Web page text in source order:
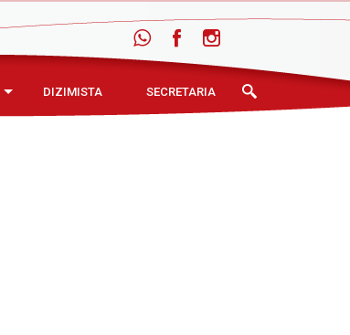
DIZIMISTA SECRETARIA